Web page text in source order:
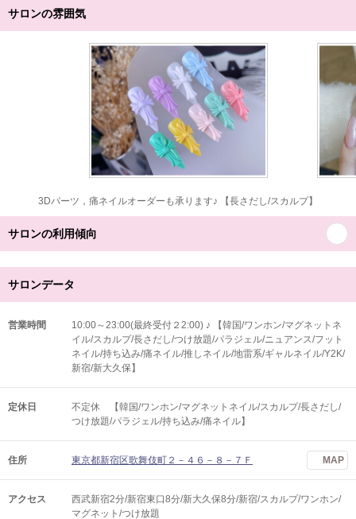
サロンの雰囲気
3Dパーツ，痛ネイルオーダーも承ります♪ 【長さだし/スカルプ】
サロンの利用傾向
サロンデータ
営業時間
10:00～23:00(最終受付２2:00) ♪ 【韓国/ワンホン/マグネットネ
イル/スカルプ/長さだし/つけ放題/パラジェル/ニュアンス/フット
ネイル/持ち込み/痛ネイル/推しネイル/地雷系/ギャルネイル/Y2K/
新宿/新大久保】
定休日
不定休 【韓国/ワンホン/マグネットネイル/スカルプ/長さだし/
つけ放題/パラジェル/持ち込み/痛ネイル】
住所 東京都新宿区歌舞伎町２－４６－８－７Ｆ MAP
アクセス
西武新宿2分/新宿東口8分/新大久保8分/新宿/スカルプ/ワンホン/
マグネット/つけ放題